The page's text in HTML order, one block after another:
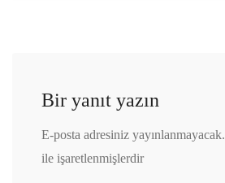
Bir yanıt yazın
E-posta adresiniz yayınlanmayacak.
ile işaretlenmişlerdir